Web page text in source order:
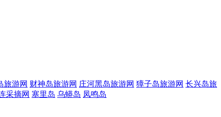
旅游网 财神岛旅游网 庄河黑岛旅游网 獐子岛旅游网 长兴岛旅
采摘网 塞里岛 乌蟒岛 凤鸣岛